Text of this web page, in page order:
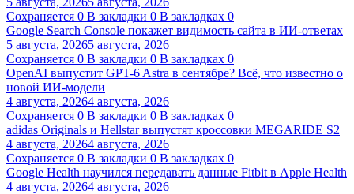
Сохраняется 0 В закладки 0 В закладках 0
Google Search Console покажет видимость сайта в ИИ-ответах
5 августа, 20265 августа, 2026
Сохраняется 0 В закладки 0 В закладках 0
OpenAI выпустит GPT-6 Astra в сентябре? Всё, что известно о
новой ИИ-модели
4 августа, 20264 августа, 2026
Сохраняется 0 В закладки 0 В закладках 0
adidas Originals и Hellstar выпустят кроссовки MEGARIDE S2
4 августа, 20264 августа, 2026
Сохраняется 0 В закладки 0 В закладках 0
Google Health научился передавать данные Fitbit в Apple Health
4 августа, 20264 августа, 2026